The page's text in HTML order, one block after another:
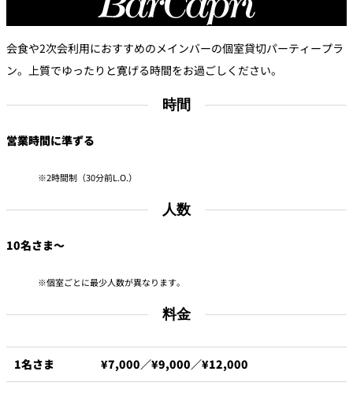
トラ
ン＆
中国料理
TAIKAN EN＞
リブルーム SEKISHIN-TEI＞
SENBAZURU＞
なだ万本店 山
＞
天婦羅 ほり川 ＜RANSEN＞ OKAHAN＞
メイン）＜ デンタワー）
＜KYUBEY＞
つきじ鈴富＜
SUZUTOMI＞
会食や2次会利用におすすめのメインバーの個室貸切パーティープラ
ン。上質でゆったりと寛げる時間をお過ごしください。
時間
営業時間に準ずる
2時間制（30分前L.O.）
人数
10名さま～
個室ごとに最少人数が異なります。
料金
1名さま ¥7,000／¥9,000／¥12,000